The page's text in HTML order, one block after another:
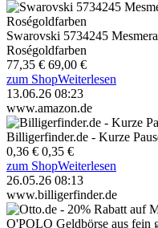
Swarovski 5734245
Roségoldfarben
77,35 € 69,00 €
zum ShopWeiterlesen
13.06.26 08:23
www.amazon.de
Billigerfinder.de - Kurze
0,36 € 0,35 €
zum ShopWeiterlesen
26.05.26 08:13
www.billigerfinder.de